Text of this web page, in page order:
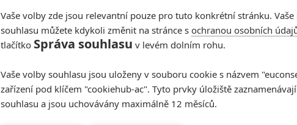
Vaše volby zde jsou relevantní pouze pro tuto konkrétní stránku.
souhlasu můžete kdykoli změnit na stránce s ochranou osobních
tlačítko Správa souhlasu v levém dolním rohu.
Vaše volby souhlasu jsou uloženy v souboru cookie s názvem
zařízení pod klíčem "cookiehub-ac". Tyto prvky úložiště
souhlasu a jsou uchovávány maximálně 12 měsíců.